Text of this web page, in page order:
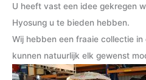
U heeft vast een idee gekregen
Hyosung u te bieden hebben.
Wij hebben een fraaie collectie
kunnen natuurlijk elk gewenst